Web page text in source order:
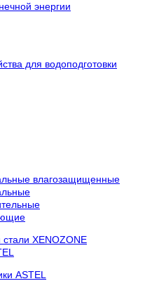
энергии
для водоподготовки
влагозащищенные
XENOZONE
ASTEL